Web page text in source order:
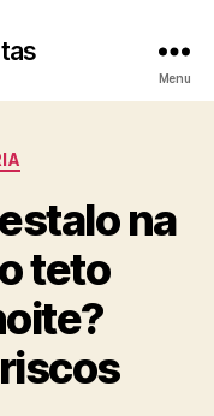
Menu
na
teto